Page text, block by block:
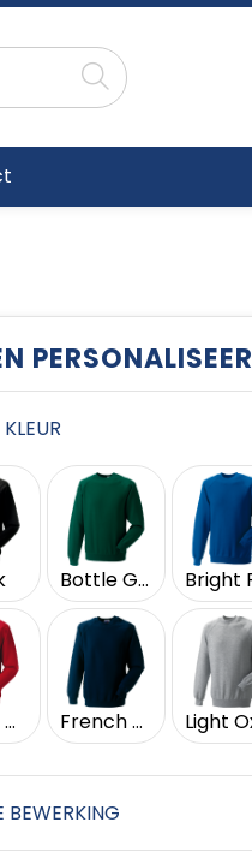
PERSONALISEER
Bottle Green
Classic Red French Navy
BEWERKING